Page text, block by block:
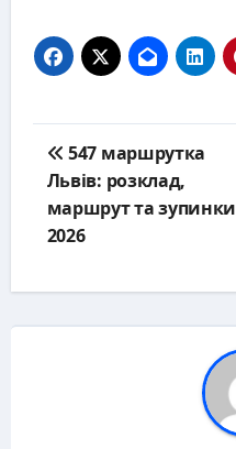
navigation
547 маршрутка
Львів: розклад,
маршрут та зупинки
2026